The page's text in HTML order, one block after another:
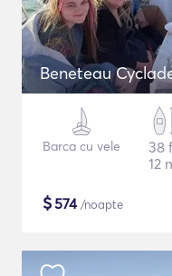
Beneteau
Barca cu vele
38
12
$574/noapte